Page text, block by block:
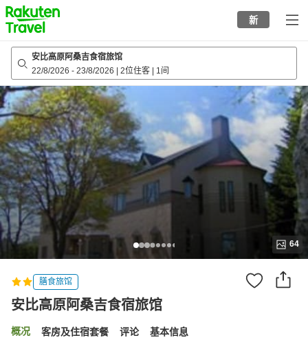
to
top
page
新
安比高原阿桑吉食宿旅馆
22/8/2026 - 23/8/2026 2位住客 1间
64
膳食旅馆
安比高原阿桑吉食宿旅馆
概况 客房及住宿套餐 评论 基本信息